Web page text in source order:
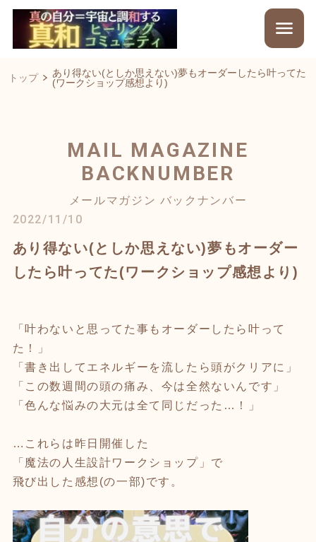
トップ
あり得ない(としか思えない)夢もオーダーしたら叶ってた
(ワークショップ感想より)
MAIL MAGAZINE
BACKNUMBER
メールマガジン バックナンバー
2022/11/10
あり得ない(としか思えない)夢もオーダー
したら叶ってた(ワークショップ感想より)
「叶わないと思ってた事もオーダーしたら叶って
た！」
「書き出してエネルギーを流したら頭がクリアに」
「この数週間の頭の痛み、今は全然ないんです」
「色んな悩みの大元は全て同じだった…！」
…これらは昨日開催した
「魔法の人生設計ワークショップ」で
飛び出した感想(の一部)です。